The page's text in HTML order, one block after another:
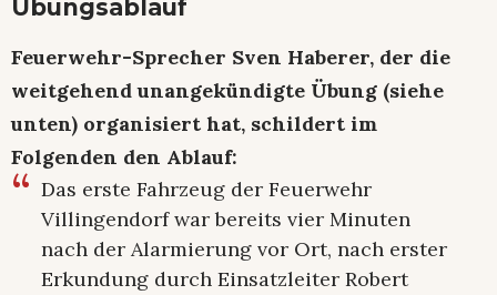
Übungsablauf
Feuerwehr-Sprecher Sven Haberer, der die
weitgehend unangekündigte Übung (siehe
unten) organisiert hat, schildert im
Folgenden den Ablauf:
Das erste Fahrzeug der Feuerwehr
Villingendorf war bereits vier Minuten
nach der Alarmierung vor Ort, nach erster
Erkundung durch Einsatzleiter Robert